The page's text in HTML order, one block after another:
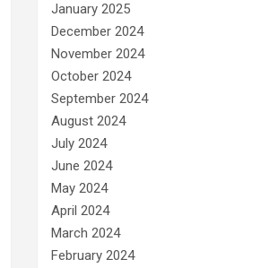
January 2025
December 2024
November 2024
October 2024
September 2024
August 2024
July 2024
June 2024
May 2024
April 2024
March 2024
February 2024